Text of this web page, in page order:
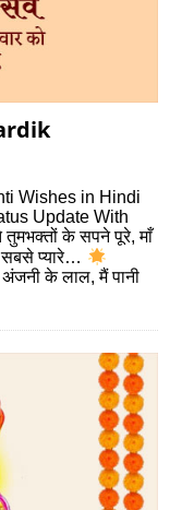
Wishes in Hindi
Update With
के सपने पूरे, माँ
सबसे प्यारे…
अंजनी के लाल, मैं पानी